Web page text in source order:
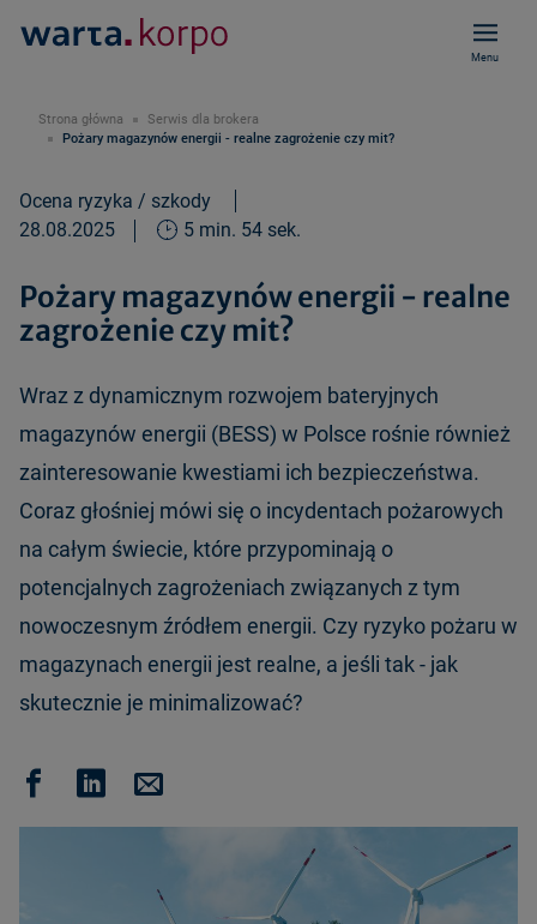
Menu
Strona główna
Serwis dla brokera
Pożary magazynów energii - realne zagrożenie czy mit?
Ocena ryzyka / szkody
28.08.2025
5 min. 54 sek.
Pożary magazynów energii - realne
zagrożenie czy mit?
Wraz z dynamicznym rozwojem bateryjnych
magazynów energii (BESS) w Polsce rośnie również
zainteresowanie kwestiami ich bezpieczeństwa.
Coraz głośniej mówi się o incydentach pożarowych
na całym świecie, które przypominają o
potencjalnych zagrożeniach związanych z tym
nowoczesnym źródłem energii. Czy ryzyko pożaru w
magazynach energii jest realne, a jeśli tak - jak
skutecznie je minimalizować?